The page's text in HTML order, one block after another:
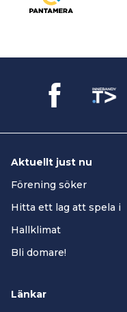
Aktuellt just nu
Förening söker
Hitta ett lag att spela i
Hallklimat
Bli domare!
Länkar